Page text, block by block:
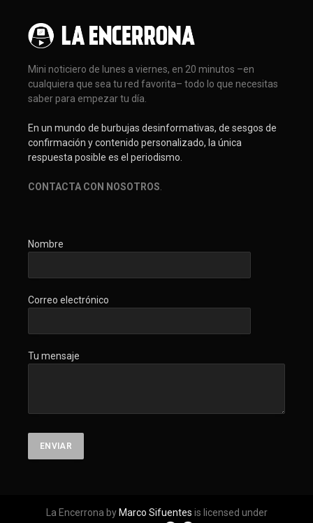
Mini noticiero de lunes a viernes, en 20 minutos –en
cualquiera que sea tu red favorita– todo lo que necesitas
saber para empezar tu día.
En un mundo de burbujas desinformativas, de sesgos de
confirmación y contenido personalizado, la única
respuesta posible es el periodismo.
CONTACTA CON NOSOTROS.
Nombre
Correo electrónico
Tu mensaje
La Encerrona by Marco Sifuentes is licensed under